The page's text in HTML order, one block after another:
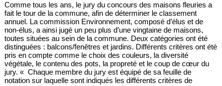
Comme tous les ans, le jury du concours des maisons fleuries a
fait le tour de la commune, afin de déterminer le classement
annuel. La commission Environnement, composé d’élus et de
non-élus, a ainsi jugé un peu plus d’une vingtaine de maisons,
toutes situées au sein de la commune. Deux catégories ont été
distinguées : balcons/fenêtres et jardins. Différents critères ont été
pris en compte comme le choix des couleurs, la diversité
végétale, le contenu des pots, la propreté et le coup de cœur du
jury. « Chaque membre du jury est équipé de sa feuille de
notation sur laquelle sont indiqués les différents critères de